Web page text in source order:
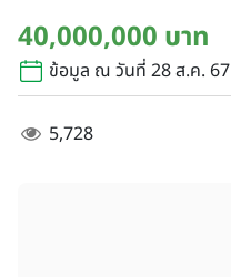
40,000,000 บาท
ข้อมูล ณ วันที่ 28 ส.ค. 67
5,728